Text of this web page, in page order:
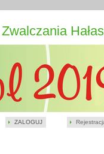
ZALOGUJ
Zwalczania